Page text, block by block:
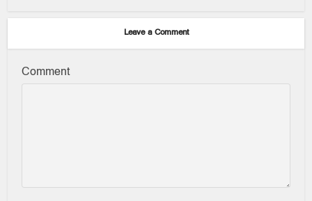
Leave a Comment
Comment